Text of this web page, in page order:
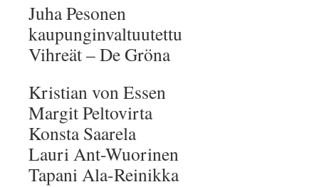
Juha Pesonen
kaupunginvaltuutettu
Vihreät – De Gröna
Kristian von Essen
Margit Peltovirta
Konsta Saarela
Lauri Ant-Wuorinen
Tapani Ala-Reinikka